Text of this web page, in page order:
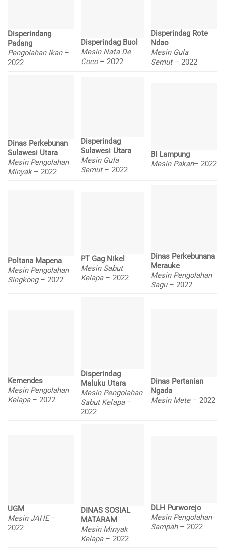
Disperindang
Padang
Pengolahan Ikan –
2022
Disperindag Buol
Mesin Nata De
Coco– 2022
Disperindag Rote
Ndao
Mesin Gula
Semut– 2022
Dinas Perkebunan
Sulawesi Utara
Mesin Pengolahan
Minyak– 2022
Disperindag
Sulawesi Utara
Mesin Gula
Semut– 2022
BI Lampung
Mesin Pakan– 2022
Poltana Mapena
Mesin Pengolahan
Singkong – 2022
PT Gag Nikel
Mesin Sabut
Kelapa – 2022
Dinas Perkebunana
Merauke
Mesin Pengolahan
Sagu – 2022
Kemendes
Mesin Pengolahan
Kelapa – 2022
Disperindag
Maluku Utara
Mesin Pengolahan
Sabut Kelapa –
2022
Dinas Pertanian
Ngada
Mesin Mete – 2022
UGM
Mesin JAHE–
2022
DINAS SOSIAL
MATARAM
Mesin Minyak
Kelapa – 2022
DLH Purworejo
Mesin Pengolahan
Sampah – 2022